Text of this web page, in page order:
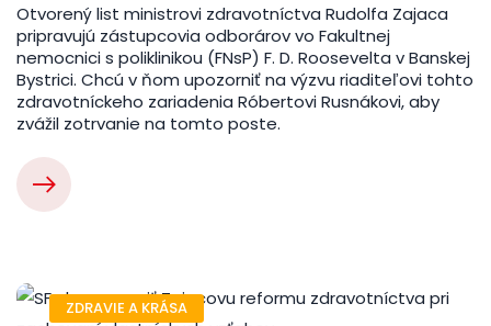
Otvorený list ministrovi zdravotníctva Rudolfa Zajaca
pripravujú zástupcovia odborárov vo Fakultnej
nemocnici s poliklinikou (FNsP) F. D. Roosevelta v Banskej
Bystrici. Chcú v ňom upozorniť na výzvu riaditeľovi tohto
zdravotníckeho zariadenia Róbertovi Rusnákovi, aby
zvážil zotrvanie na tomto poste.
ZDRAVIE A KRÁSA